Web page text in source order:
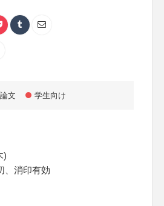
文 学生向け
)
、消印有効